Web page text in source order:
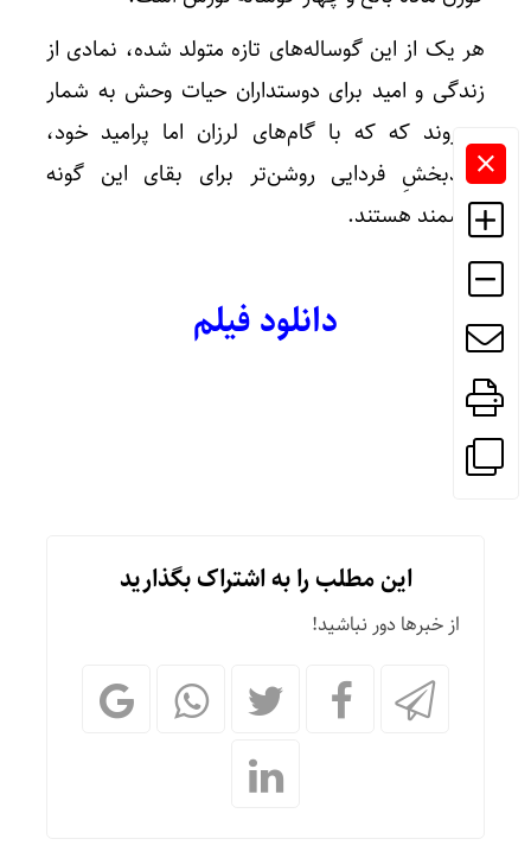
هر یک از این گوساله‌های تازه متولد شده، نمادی از
زندگی و امید برای دوستداران حیات وحش به شمار
می‌روند که که با گام‌های لرزان اما پرامید خود،
نویدبخشِ فردایی روشن‌تر برای بقای این گونه
ارزشمند هستند.
دانلود فیلم
این مطلب را به اشتراک بگذارید
از خبرها دور نباشید!